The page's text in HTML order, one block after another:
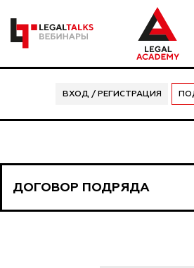
ВХОД / РЕГИСТРАЦИЯ
ДОГОВОР ПОДРЯДА